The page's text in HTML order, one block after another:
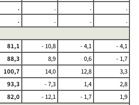
. . .
.
. . .
.
81,1 - 10,8 - 4,1
- 4,1
88,3 8,9 0,6
- 1,7
100,7 14,0 12,8
3,3
93,3 - 7,3 1,4
2,8
82,0 - 12,1 - 1,7
1,9